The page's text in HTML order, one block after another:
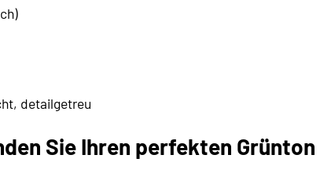
detailgetreu
Sie Ihren perfekten Grünton